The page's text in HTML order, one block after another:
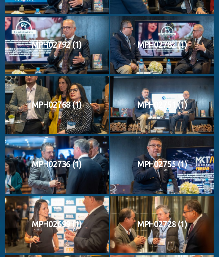
MPH02792 (1) MPH02782 (1)
MPH02768 (1) MPH02751 (1)
MPH02736 (1) MPH02755 (1)
MPH02699 (1) MPH02728 (1)